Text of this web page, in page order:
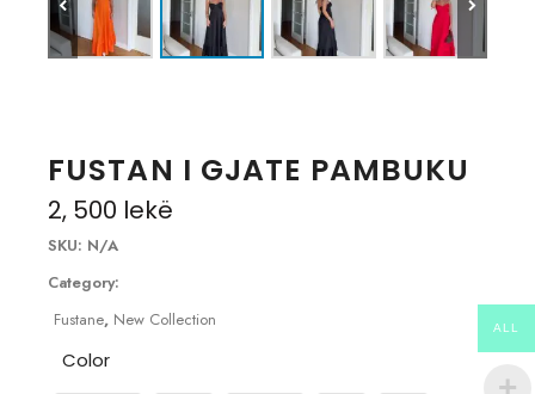
FUSTAN I GJATE PAMBUKU
2, 500 lekë
SKU: N/A
Category:
Fustane, New Collection
Color
ALL